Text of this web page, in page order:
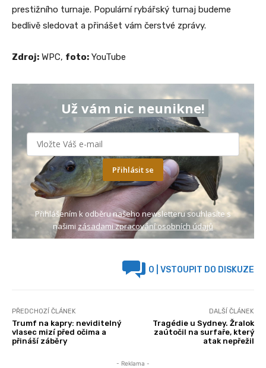
prestižního turnaje. Populární rybářský turnaj budeme
bedlivě sledovat a přinášet vám čerstvé zprávy.
Zdroj: WPC, foto: YouTube
Už vám nic neunikne!
Přihlásit se
Přihlášením k odběru našeho newsletteru souhlasíte s
našimi zásadami zpracování osobních údajů
0 | VSTOUPIT DO DISKUZE
PŘEDCHOZÍ ČLÁNEK
Trumf na kapry: neviditelný
vlasec mizí před očima a
přináší záběry
DALŠÍ ČLÁNEK
Tragédie u Sydney. Žralok
zaútočil na surfaře, který
atak nepřežil
- Reklama -